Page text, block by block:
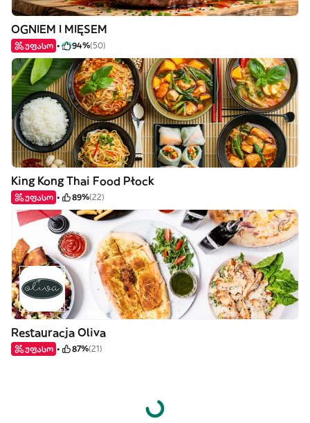
OGNIEM I MIĘSEM
უფასო 94%(50)
King Kong Thai Food Płock
უფასო 89%(22)
Restauracja Oliva
უფასო 87%(21)